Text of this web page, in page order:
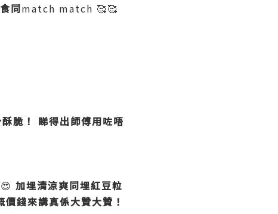
同match match 🥰🥰
脆！
睇得出師傅用咗唔
加埋清涼爽同埋紅豆粒
價錢來講真係大贊大贊！